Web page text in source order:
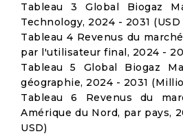
Tableau 3 Global Biogaz
Technology, 2024 - 2031
Tableau 4 Revenus du
par l'utilisateur final, 2024 -
Tableau 5 Global Biogaz
géographie, 2024 - 2031
Tableau 6 Revenus du
Amérique du Nord, par pays,
USD)